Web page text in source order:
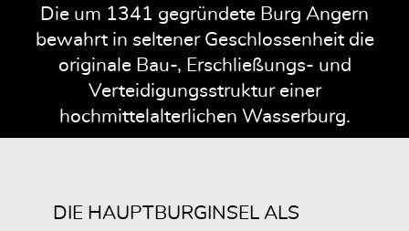
Die um 1341 gegründete Burg Angern
bewahrt in seltener Geschlossenheit die
originale Bau-, Erschließungs- und
Verteidigungsstruktur einer
hochmittelalterlichen Wasserburg.
DIE HAUPTBURGINSEL ALS